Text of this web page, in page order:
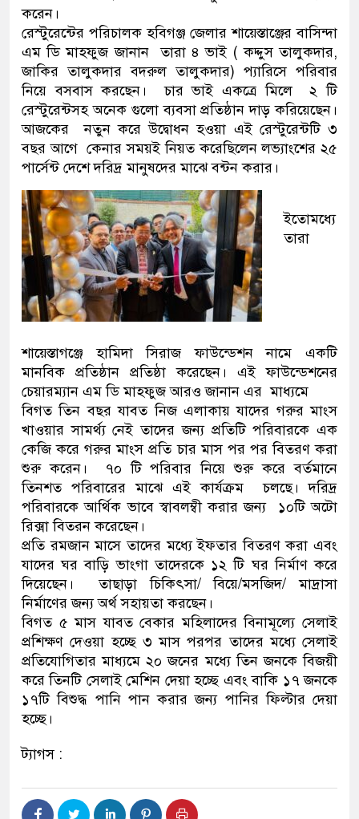
করেন।
রেস্টুরেন্টের পরিচালক হবিগঞ্জ জেলার শায়েস্তাঞ্জের বাসিন্দা
এম ডি মাহফুজ জানান তারা ৪ ভাই ( কদ্দুস তালুকদার,
জাকির তালুকদার বদরুল তালুকদার) প্যারিসে পরিবার
নিয়ে বসবাস করছেন। চার ভাই একত্রে মিলে ২ টি
রেস্টুরেন্টসহ অনেক গুলো ব্যবসা প্রতিষ্ঠান দাড় করিয়েছেন।
আজকের নতুন করে উদ্বোধন হওয়া এই রেস্টুরেন্টটি ৩
বছর আগে কেনার সময়ই নিয়ত করেছিলেন লভ্যাংশের ২৫
পার্সেন্ট দেশে দরিদ্র মানুষদের মাঝে বন্টন করার।
ইতোমধ্যে
তারা
শায়েস্তাগঞ্জে হামিদা সিরাজ ফাউন্ডেশন নামে একটি
মানবিক প্রতিষ্ঠান প্রতিষ্ঠা করেছেন। এই ফাউন্ডেশনের
চেয়ারম্যান এম ডি মাহফুজ আরও জানান এর মাধ্যমে
বিগত তিন বছর যাবত নিজ এলাকায় যাদের গরুর মাংস
খাওয়ার সামর্থ্য নেই তাদের জন্য প্রতিটি পরিবারকে এক
কেজি করে গরুর মাংস প্রতি চার মাস পর পর বিতরণ করা
শুরু করেন। ৭০ টি পরিবার নিয়ে শুরু করে বর্তমানে
তিনশত পরিবারের মাঝে এই কার্যক্রম চলছে। দরিদ্র
পরিবারকে আর্থিক ভাবে স্বাবলম্বী করার জন্য ১০টি অটো
রিক্সা বিতরন করেছেন।
প্রতি রমজান মাসে তাদের মধ্যে ইফতার বিতরণ করা এবং
যাদের ঘর বাড়ি ভাংগা তাদেরকে ১২ টি ঘর নির্মাণ করে
দিয়েছেন। তাছাড়া চিকিৎসা/ বিয়ে/মসজিদ/ মাদ্রাসা
নির্মাণের জন্য অর্থ সহায়তা করছেন।
বিগত ৫ মাস যাবত বেকার মহিলাদের বিনামূল্যে সেলাই
প্রশিক্ষণ দেওয়া হচ্ছে ৩ মাস পরপর তাদের মধ্যে সেলাই
প্রতিযোগিতার মাধ্যমে ২০ জনের মধ্যে তিন জনকে বিজয়ী
করে তিনটি সেলাই মেশিন দেয়া হচ্ছে এবং বাকি ১৭ জনকে
১৭টি বিশুদ্ধ পানি পান করার জন্য পানির ফিল্টার দেয়া
হচ্ছে।
ট্যাগস :